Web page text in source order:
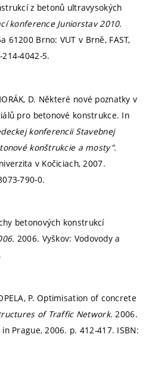
z betonů ultravysokých
konference Juniorstav 2010.
61200 Brno: VUT v Brně, FAST,
214-4042-5.
D. Některé nové poznatky v
pro betonové konstrukce. In
konferencii Stavebnej
konštrukcie a mosty".
v Kočiciach, 2007.
790-0.
betonových konstrukcí
2006. Vyškov: Vodovody a
P. Optimisation of concrete
of Traffic Network. 2006.
Prague, 2006. p. 412-417. ISBN: